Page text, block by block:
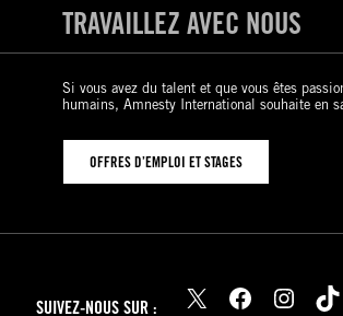
TRAVAILLEZ AVEC NOUS
Si vous avez du talent et que vous êtes
humains, Amnesty International souhaite en
OFFRES D’EMPLOI ET STAGES
SUIVEZ-NOUS SUR : X Facebook Instagram TikTok